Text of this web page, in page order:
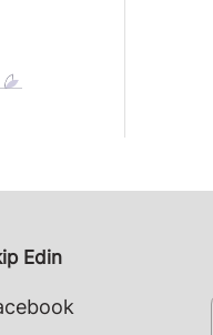
Edin